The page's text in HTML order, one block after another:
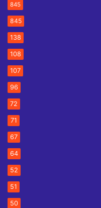
845
845
138
108
107
96
72
71
67
64
52
51
50